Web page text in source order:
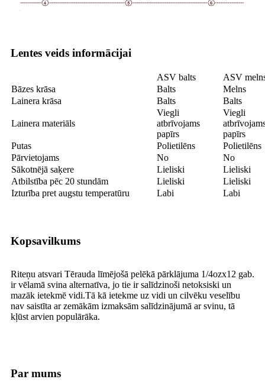
Lentes veids informācijai
ASV balts
ASV
Bāzes krāsa
Balts
Melns
Lainera krāsa
Balts Balts
Lainera materiāls
Viegli
atbrīvojams
papīrs
Viegli
papīrs
Putas
Polietilēns
Polietilēns
Pārvietojams
No
No
Sākotnējā saķere
Lieliski
Lieliski
Atbilstība pēc 20 stundām
Lieliski
Lieliski
Izturība pret augstu temperatūru
Labi Labi
Kopsavilkums
Riteņu atsvari Tērauda līmējošā pelēkā pārklājuma 1/4ozx12 gab.
ir vēlamā svina alternatīva, jo tie ir salīdzinoši netoksiski un
mazāk ietekmē vidi.Tā kā ietekme uz vidi un cilvēku veselību
nav saistīta ar zemākām izmaksām salīdzinājumā ar svinu, tā
kļūst arvien populārāka.
Par mums